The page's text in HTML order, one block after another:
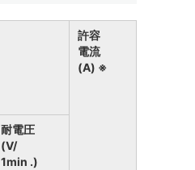
許容
電流
(A) ※
耐電圧
(V/
1min .)